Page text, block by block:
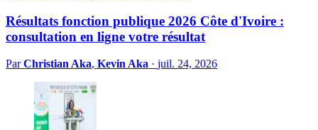
Résultats fonction publique 2026 Côte d'Ivoire :
consultation en ligne votre résultat
ParChristian Aka, Kevin Aka · juil. 24, 2026